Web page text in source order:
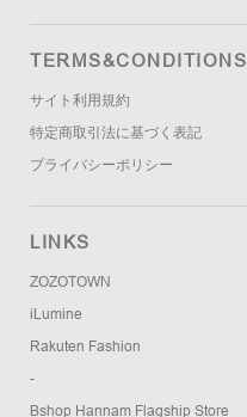
TERMS&CONDITIONS
サイト利用規約
特定商取引法に基づく表記
プライバシーポリシー
LINKS
ZOZOTOWN
iLumine
Rakuten Fashion
-
Bshop Hannam Flagship Store